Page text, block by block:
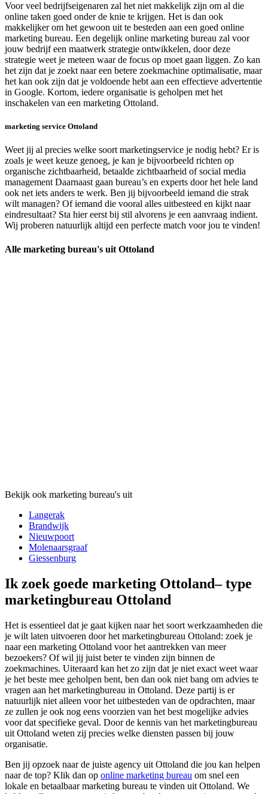
Voor veel bedrijfseigenaren zal het niet makkelijk zijn om al die
online taken goed onder de knie te krijgen. Het is dan ook
makkelijker om het gewoon uit te besteden aan een goed online
marketing bureau. Een degelijk online marketing bureau zal voor
jouw bedrijf een maatwerk strategie ontwikkelen, door deze
strategie weet je meteen waar de focus op moet gaan liggen. Zo kan
het zijn dat je zoekt naar een betere zoekmachine optimalisatie, maar
het kan ook zijn dat je voldoende hebt aan een effectieve advertentie
in Google. Kortom, iedere organisatie is geholpen met het
inschakelen van een marketing Ottoland.
marketing service Ottoland
Weet jij al precies welke soort marketingservice je nodig hebt? Er is
zoals je weet keuze genoeg, je kan je bijvoorbeeld richten op
organische zichtbaarheid, betaalde zichtbaarheid of social media
management Daarnaast gaan bureau’s en experts door het hele land
ook net iets anders te werk. Ben jij bijvoorbeeld iemand die strak
wilt managen? Of iemand die vooral alles uitbesteed en kijkt naar
eindresultaat? Sta hier eerst bij stil alvorens je een aanvraag indient.
Wij proberen natuurlijk altijd een perfecte match voor jou te vinden!
Alle marketing bureau's uit Ottoland
Bekijk ook marketing bureau's uit
Langerak
Brandwijk
Nieuwpoort
Molenaarsgraaf
Giessenburg
Ik zoek goede marketing Ottoland– type
marketingbureau Ottoland
Het is essentieel dat je gaat kijken naar het soort werkzaamheden die
je wilt laten uitvoeren door het marketingbureau Ottoland: zoek je
naar een marketing Ottoland voor het aantrekken van meer
bezoekers? Of wil jij juist beter te vinden zijn binnen de
zoekmachines. Uiteraard kan het zo zijn dat je niet exact weet waar
je het beste mee geholpen bent, ben dan ook niet bang om advies te
vragen aan het marketingbureau in Ottoland. Deze partij is er
natuurlijk niet alleen voor het uitbesteden van de opdrachten, maar
ze zullen je ook nog eens voorzien van het best mogelijke advies
voor dat specifieke geval. Door de kennis van het marketingbureau
uit Ottoland weten zij precies welke diensten passen bij jouw
organisatie.
Ben jij opzoek naar de juiste agency uit Ottoland die jou kan helpen
naar de top? Klik dan op online marketing bureau om snel een
lokale en betaalbaar marketing bureau te vinden uit Ottoland. We